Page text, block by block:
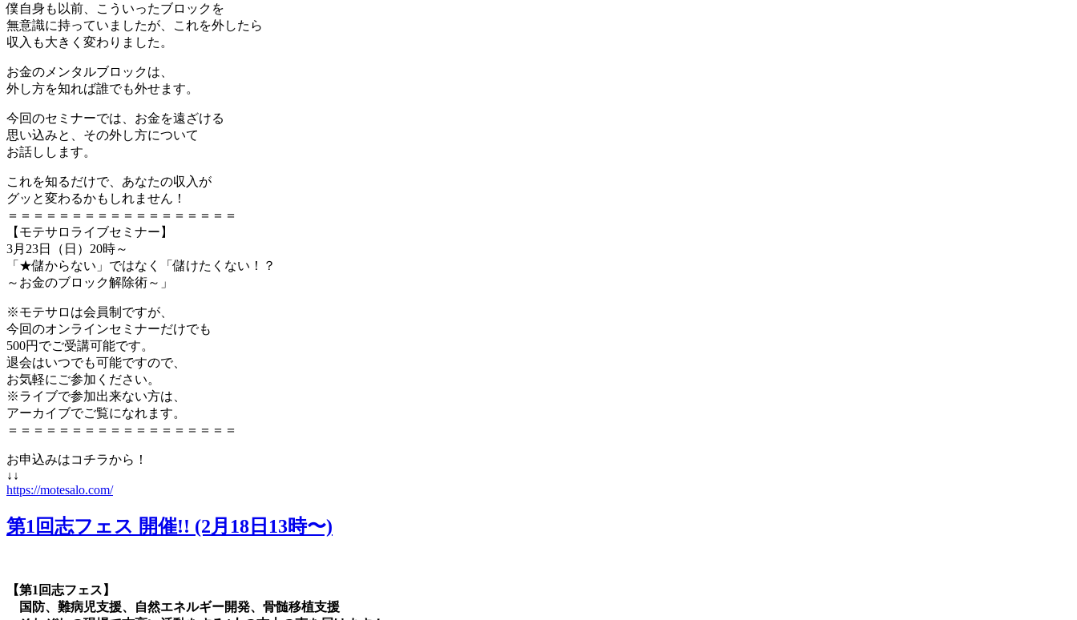
僕自身も以前、こういったブロックを
無意識に持っていましたが、これを外したら
収入も大きく変わりました。
お金のメンタルブロックは、
外し方を知れば誰でも外せます。
今回のセミナーでは、お金を遠ざける
思い込みと、その外し方について
お話しします。
これを知るだけで、あなたの収入が
グッと変わるかもしれません！
＝＝＝＝＝＝＝＝＝＝＝＝＝＝＝＝＝＝
【モテサロライブセミナー】
3月23日（日）20時～
「★儲からない」ではなく「儲けたくない！？
～お金のブロック解除術～」
※モテサロは会員制ですが、
今回のオンラインセミナーだけでも
500円でご受講可能です。
退会はいつでも可能ですので、
お気軽にご参加ください。
※ライブで参加出来ない方は、
アーカイブでご覧になれます。
＝＝＝＝＝＝＝＝＝＝＝＝＝＝＝＝＝＝
お申込みはコチラから！
↓↓
https://motesalo.com/
第1回志フェス 開催!! (2月18日13時〜)
【第1回志フェス】
国防、難病児支援、自然エネルギー開発、骨髄移植支援